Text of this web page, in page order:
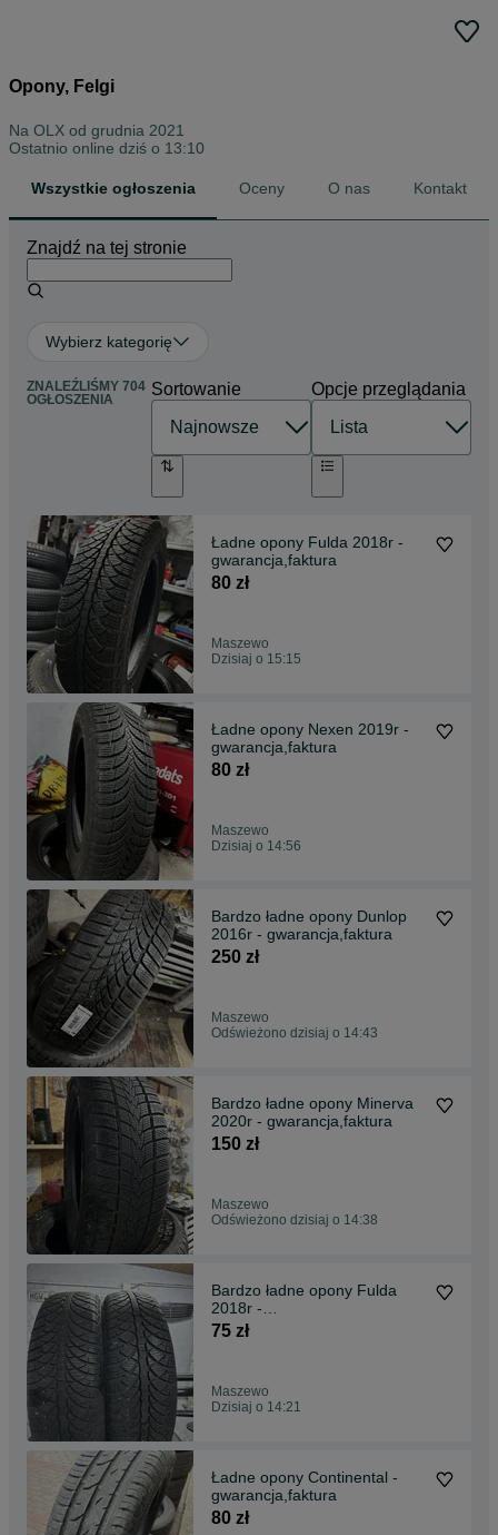
Opony, Felgi
Na OLX od grudnia 2021
Ostatnio online dziś o 13:10
Wszystkie ogłoszenia Oceny O nas Kontakt
Znajdź na tej stronie
Wybierz kategorię
ZNALEŹLIŚMY 704
OGŁOSZENIA
Sortowanie Opcje przeglądania
Ładne opony Fulda 2018r -
gwarancja,faktura
80 zł
Maszewo
Dzisiaj o 15:15
Ładne opony Nexen 2019r -
gwarancja,faktura
80 zł
Maszewo
Dzisiaj o 14:56
Bardzo ładne opony Dunlop
2016r - gwarancja,faktura
250 zł
Maszewo
Odświeżono dzisiaj o 14:43
Bardzo ładne opony Minerva
2020r - gwarancja,faktura
150 zł
Maszewo
Odświeżono dzisiaj o 14:38
Bardzo ładne opony Fulda
2018r -
gwarancja,montaż,faktura
75 zł
Maszewo
Dzisiaj o 14:21
Ładne opony Continental -
gwarancja,faktura
80 zł